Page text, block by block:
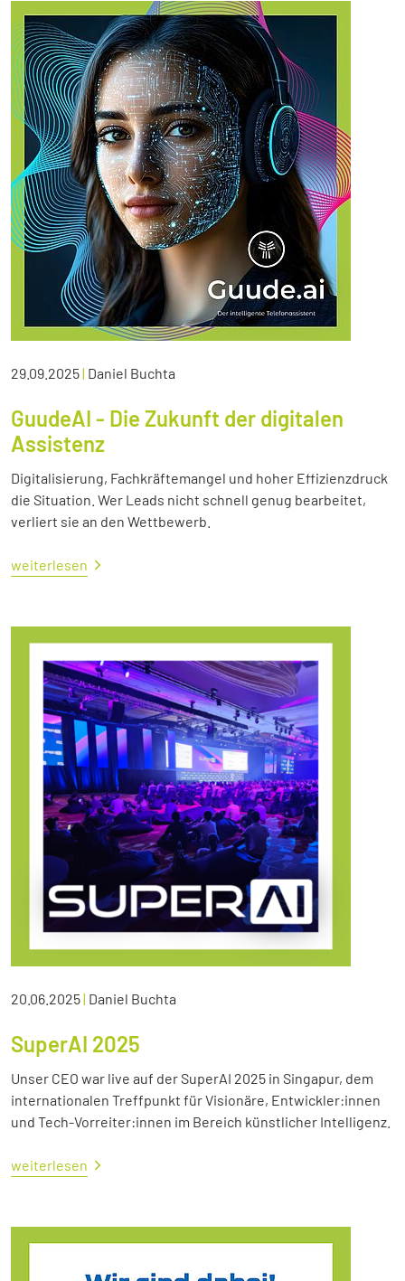
29.09.2025| Daniel Buchta
GuudeAI - Die Zukunft der digitalen
Assistenz
Digitalisierung, Fachkräftemangel und hoher Effizienzdruck
die Situation. Wer Leads nicht schnell genug bearbeitet,
verliert sie an den Wettbewerb.
weiterlesen
20.06.2025| Daniel Buchta
SuperAI 2025
Unser CEO war live auf der SuperAI 2025 in Singapur, dem
internationalen Treffpunkt für Visionäre, Entwickler:innen
und Tech-Vorreiter:innen im Bereich künstlicher Intelligenz.
weiterlesen